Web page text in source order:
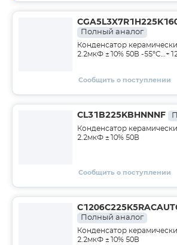
Полный аналог
Конденсатор
2.2мкФ ±10% 50В -
Сообщить о поступлении
CL31B225KBHNNNF
Конденсатор
2.2мкФ ±10% 50В
Сообщить о поступлении
Полный аналог
Конденсатор
2.2мкФ ±10% 50В